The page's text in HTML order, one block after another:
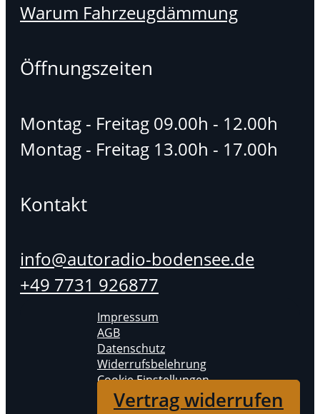
Warum Fahrzeugdämmung
Öffnungszeiten
Montag - Freitag 09.00h - 12.00h
Montag - Freitag 13.00h - 17.00h
Kontakt
info@autoradio-bodensee.de
+49 7731 926877
Impressum
AGB
Datenschutz
Widerrufsbelehrung
Cookie Einstellungen
Vertrag widerrufen